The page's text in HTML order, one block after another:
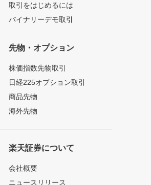
取引をはじめるには
バイナリーデモ取引
先物・オプション
株価指数先物取引
日経225オプション取引
商品先物
海外先物
楽天証券について
会社概要
ニュースリリース